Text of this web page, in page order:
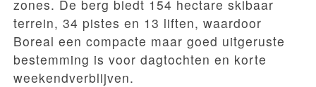
zones. De berg biedt 154 hectare skibaar
terrein, 34 pistes en 13 liften, waardoor
Boreal een compacte maar goed uitgeruste
bestemming is voor dagtochten en korte
weekendverblijven.